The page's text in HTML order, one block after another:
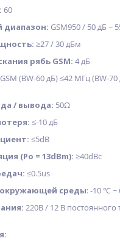
60
диапазон: GSM950 / 50 дБ ~
≥27 / 30 дБм
рябь GSM: 4 дБ
GSM (BW-60 дБ) ≤42 МГц (BW-70
/ вывода: 50Ω
≤-10 дБ
≤5dB
(Ро = 13dBm): ≥40dBc
≤0.5us
среды: -10 ℃
220В / 12 В постоянного